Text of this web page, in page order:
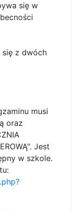
się w
się z dwóch
musi
oraz
Jest
w szkole.